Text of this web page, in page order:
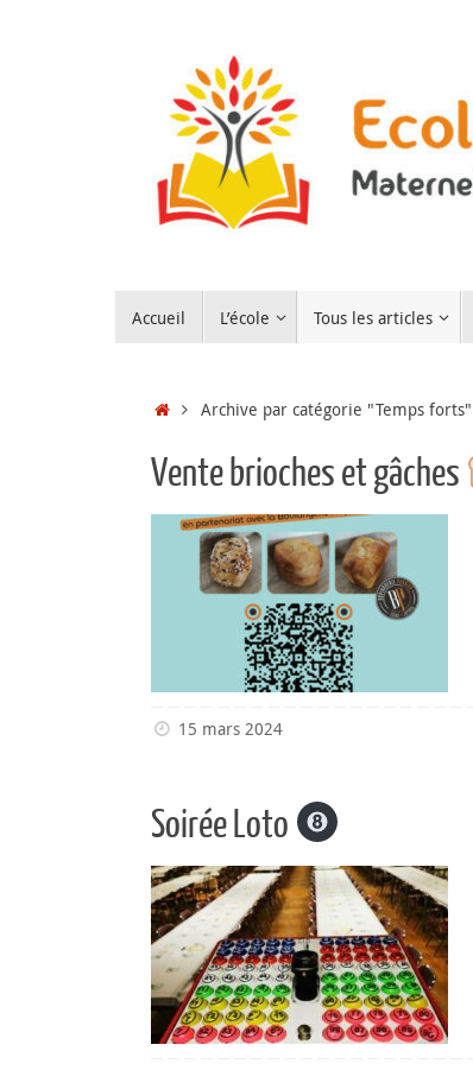
Accueil L’école Tous les articles
Accueil
Archive par catégorie "Temps forts"
Vente brioches et gâches
15 mars 2024
Soirée Loto